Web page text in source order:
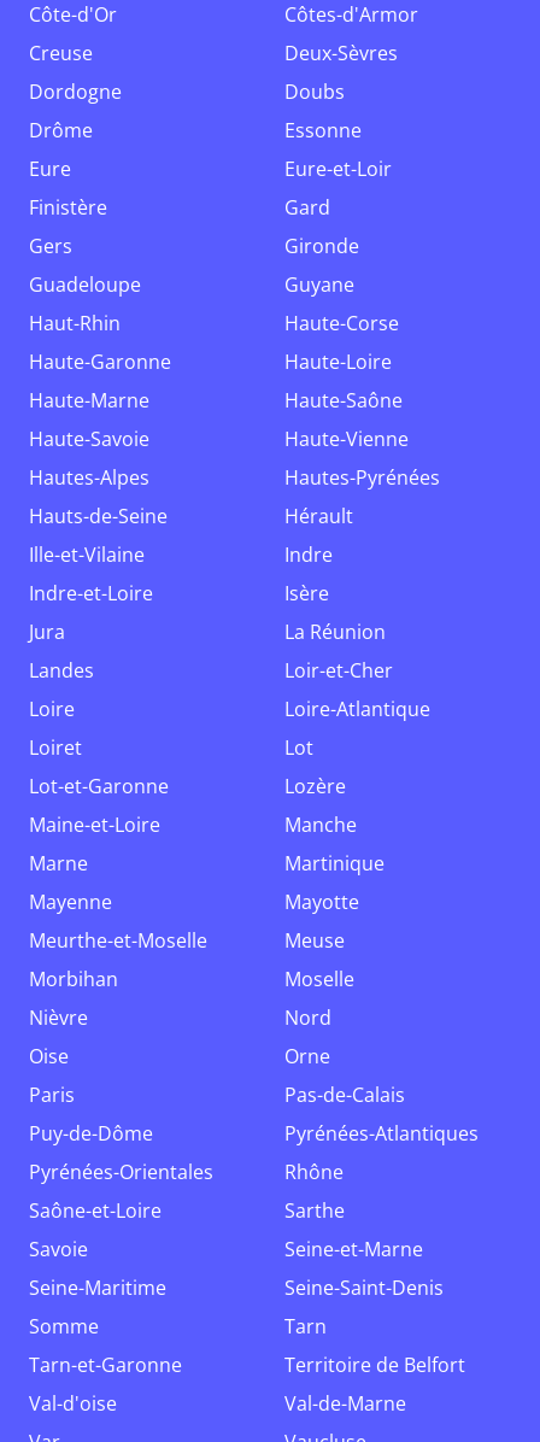
Côte-d'Or
Côtes-d'Armor
Creuse
Deux-Sèvres
Dordogne
Doubs
Drôme
Essonne
Eure
Eure-et-Loir
Finistère
Gard
Gers
Gironde
Guadeloupe
Guyane
Haut-Rhin
Haute-Corse
Haute-Garonne
Haute-Loire
Haute-Marne
Haute-Saône
Haute-Savoie
Haute-Vienne
Hautes-Alpes
Hautes-Pyrénées
Hauts-de-Seine
Hérault
Ille-et-Vilaine
Indre
Indre-et-Loire
Isère
Jura
La Réunion
Landes
Loir-et-Cher
Loire
Loire-Atlantique
Loiret
Lot
Lot-et-Garonne
Lozère
Maine-et-Loire
Manche
Marne
Martinique
Mayenne
Mayotte
Meurthe-et-Moselle
Meuse
Morbihan
Moselle
Nièvre
Nord
Oise
Orne
Paris
Pas-de-Calais
Puy-de-Dôme
Pyrénées-Atlantiques
Pyrénées-Orientales
Rhône
Saône-et-Loire
Sarthe
Savoie
Seine-et-Marne
Seine-Maritime
Seine-Saint-Denis
Somme
Tarn
Tarn-et-Garonne
Territoire de Belfort
Val-d'oise
Val-de-Marne